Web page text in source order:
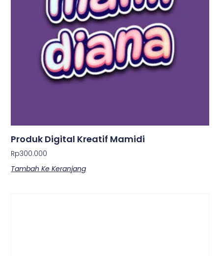
Produk Digital Kreatif Mamidi
Rp300.000
Tambah Ke Keranjang